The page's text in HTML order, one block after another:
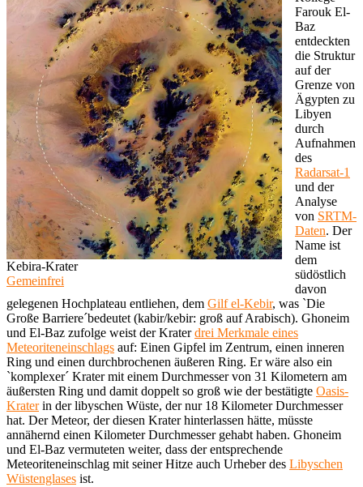
Kebira-Krater
Gemeinfrei
Farouk El-
Baz
entdeckten
die Struktur
auf der
Grenze von
Ägypten zu
Libyen
durch
Aufnahmen
des
Radarsat-1
und der
Analyse
von SRTM-
Daten. Der
Name ist
dem
südöstlich
davon
gelegenen Hochplateau entliehen, dem Gilf el-Kebir, was `Die
Große Barriere´bedeutet (kabir/kebir: groß auf Arabisch). Ghoneim
und El-Baz zufolge weist der Kraterdrei Merkmale eines
Meteoriteneinschlags auf: Einen Gipfel im Zentrum, einen inneren
Ring und einen durchbrochenen äußeren Ring. Er wäre also ein
`komplexer´ Krater mit einem Durchmesser von 31 Kilometern am
äußersten Ring und damit doppelt so groß wie der bestätigte Oasis-
Kraterin der libyschen Wüste, der nur 18 Kilometer Durchmesser
hat. Der Meteor, der diesen Krater hinterlassen hätte, müsste
annähernd einen Kilometer Durchmesser gehabt haben. Ghoneim
und El-Baz vermuteten weiter, dass der entsprechende
Meteoriteneinschlag mit seiner Hitze auch Urheber des Libyschen
Wüstenglases ist.